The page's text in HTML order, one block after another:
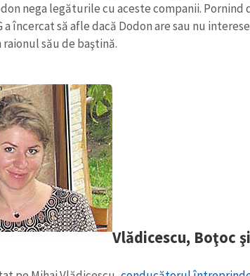
nega legăturile cu aceste companii. Pornind
încercat să afle dacă Dodon are sau nu
raionul său de baştină.
Vlădicescu, Boţoc